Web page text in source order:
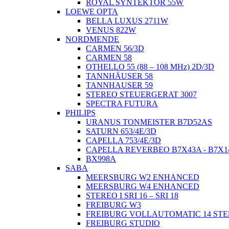
ROYAL SYNTEKTOR 55W
LOEWE OPTA
BELLA LUXUS 2711W
VENUS 822W
NORDMENDE
CARMEN 56/3D
CARMEN 58
OTHELLO 55 (88 – 108 MHz) 2D/3D
TANNHÄUSER 58
TANNHAUSER 59
STEREO STEUERGERAT 3007
SPECTRA FUTURA
PHILIPS
URANUS TONMEISTER B7D52AS
SATURN 653/4E/3D
CAPELLA 753/4E/3D
CAPELLA REVERBEO B7X43A -
BX998A
SABA
MEERSBURG W2 ENHANCED
MEERSBURG W4 ENHANCED
STEREO I SRI 16 – SRI 18
FREIBURG W3
FREIBURG VOLLAUTOMATIC 14
FREIBURG STUDIO